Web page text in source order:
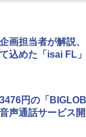
画担当者が解説
込めた「isai FL」
円の「
声通話サービス